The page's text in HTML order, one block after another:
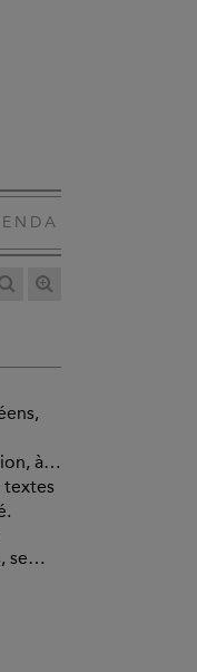
à la
textes
se